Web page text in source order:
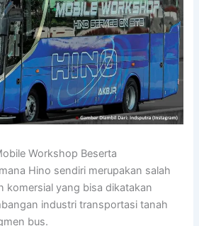
Workshop Beserta
Hino sendiri merupakan salah
komersial yang bisa dikatakan
industri transportasi tanah
bus.